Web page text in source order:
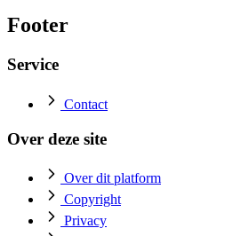
Footer
Service
Contact
Over deze site
Over dit platform
Copyright
Privacy